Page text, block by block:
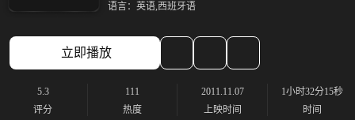
语言： 英语,西班牙语
立即播放
5.3
评分
111
热度
2011.11.07
上映时间
1小时32分15秒
时间